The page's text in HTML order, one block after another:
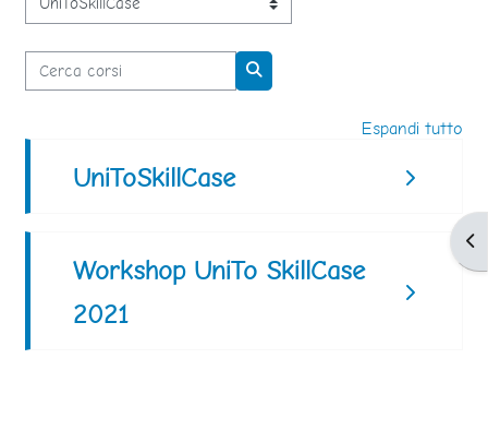
Categorie di corso
Cerca corsi
Espandi tutto
UniToSkillCase
Workshop UniTo SkillCase
2021